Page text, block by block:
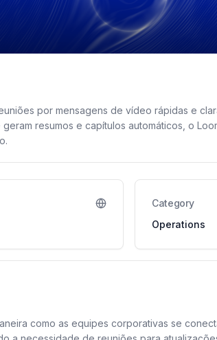
por mensagens de vídeo rápidas e
resumos e capítulos automáticos, o
Category
Operations
como as equipes corporativas se